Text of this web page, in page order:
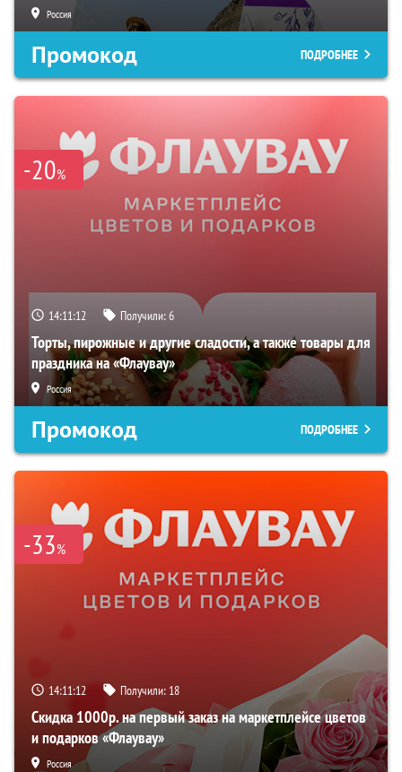
Россия
Промокод ПОДРОБНЕЕ
-20%
14:11:11 Получили:6
Торты, пирожные и другие сладости, а также товары для
праздника на «Флаувау»
Россия
Промокод ПОДРОБНЕЕ
-33%
14:11:11 Получили: 18
Скидка 1000р. на первый заказ на маркетплейсе цветов
и подарков «Флаувау»
Россия